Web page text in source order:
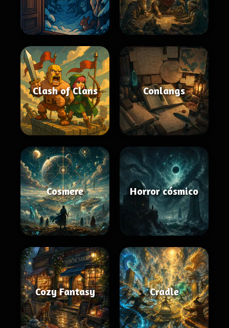
Clash of Clans Conlangs
Cosmere Horror cósmico
Cozy Fantasy Cradle